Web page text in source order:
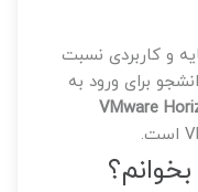
و کاربردی نسبت
برای ورود به
VMware